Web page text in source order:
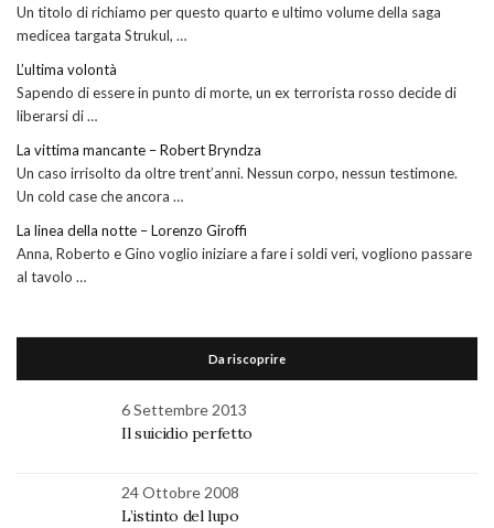
Un titolo di richiamo per questo quarto e ultimo volume della saga
medicea targata Strukul, …
L’ultima volontà
Sapendo di essere in punto di morte, un ex terrorista rosso decide di
liberarsi di …
La vittima mancante – Robert Bryndza
Un caso irrisolto da oltre trent’anni. Nessun corpo, nessun testimone.
Un cold case che ancora …
La linea della notte – Lorenzo Giroffi
Anna, Roberto e Gino voglio iniziare a fare i soldi veri, vogliono passare
al tavolo …
Da riscoprire
6 Settembre 2013
Il suicidio perfetto
24 Ottobre 2008
L’istinto del lupo